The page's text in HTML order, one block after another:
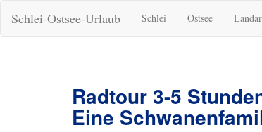
Schlei-Ostsee-Urlaub Schlei Ostsee
Radtour 3-5
Eine